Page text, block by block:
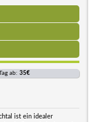
ab: 35€
ist ein idealer